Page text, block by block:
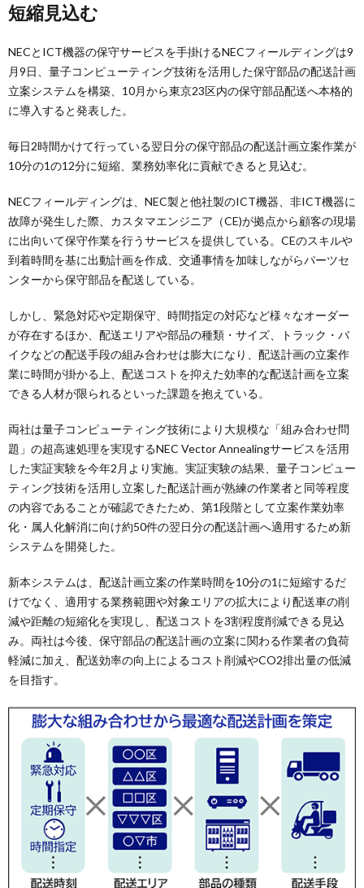
短縮見込む
NECとICT機器の保守サービスを手掛けるNECフィールディングは9
月9日、量子コンピューティング技術を活用した保守部品の配送計画
立案システムを構築、10月から東京23区内の保守部品配送へ本格的
に導入すると発表した。
毎日2時間かけて行っている翌日分の保守部品の配送計画立案作業が
10分の1の12分に短縮、業務効率化に貢献できると見込む。
NECフィールディングは、NEC製と他社製のICT機器、非ICT機器に
故障が発生した際、カスタマエンジニア（CE)が拠点から顧客の現場
に出向いて保守作業を行うサービスを提供している。CEのスキルや
到着時間を基に出動計画を作成、交通事情を加味しながらパーツセ
ンターから保守部品を配送している。
しかし、緊急対応や定期保守、時間指定の対応など様々なオーダー
が存在するほか、配送エリアや部品の種類・サイズ、トラック・バ
イクなどの配送手段の組み合わせは膨大になり、配送計画の立案作
業に時間が掛かる上、配送コストを抑えた効率的な配送計画を立案
できる人材が限られるといった課題を抱えている。
両社は量子コンピューティング技術により大規模な「組み合わせ問
題」の超高速処理を実現するNEC Vector Annealingサービスを活用
した実証実験を今年2月より実施。実証実験の結果、量子コンピュー
ティング技術を活用し立案した配送計画が熟練の作業者と同等程度
の内容であることが確認できたため、第1段階として立案作業効率
化・属人化解消に向け約50件の翌日分の配送計画へ適用するため新
システムを開発した。
新本システムは、配送計画立案の作業時間を10分の1に短縮するだ
けでなく、適用する業務範囲や対象エリアの拡大により配送車の削
減や距離の短縮化を実現し、配送コストを3割程度削減できる見込
み。両社は今後、保守部品の配送計画の立案に関わる作業者の負荷
軽減に加え、配送効率の向上によるコスト削減やCO2排出量の低減
を目指す。